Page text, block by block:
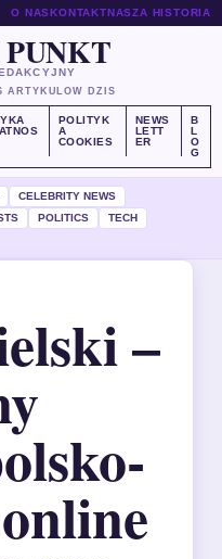
O NASKONTAKTNASZA HISTORIA
ARTYKULOW DZIS
POLITYK
A
COOKIES
NEWS
LETT
ER
B
L
O
G
CELEBRITY NEWS
POLITICS
TECH
–